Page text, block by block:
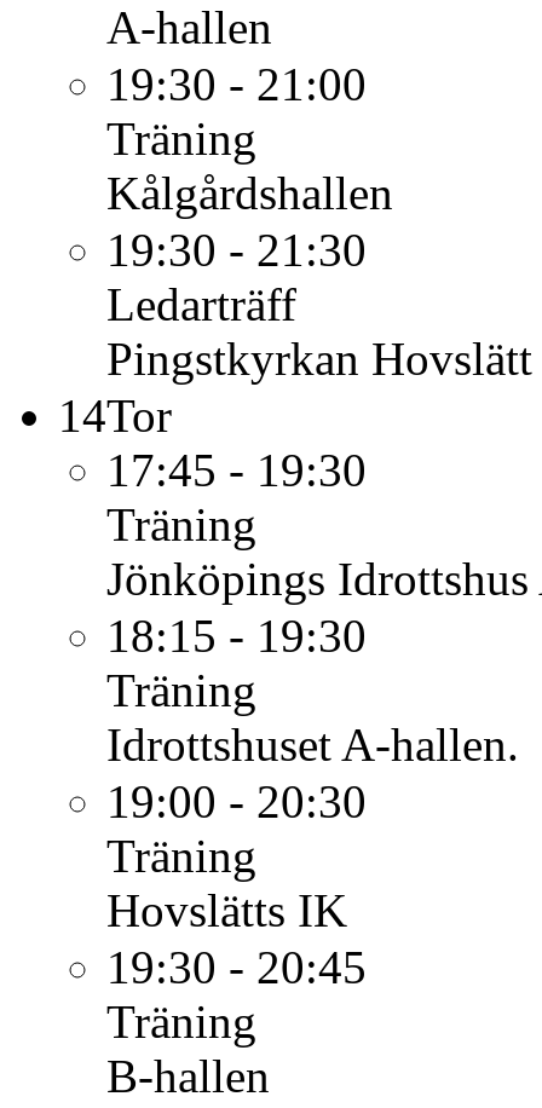
A-hallen
19:30 - 21:00
Träning
Kålgårdshallen
19:30 - 21:30
Ledarträff
Pingstkyrkan Hovslätt
14Tor
17:45 - 19:30
Träning
Jönköpings Idrottshus
18:15 - 19:30
Träning
Idrottshuset A-hallen.
19:00 - 20:30
Träning
Hovslätts IK
19:30 - 20:45
Träning
B-hallen